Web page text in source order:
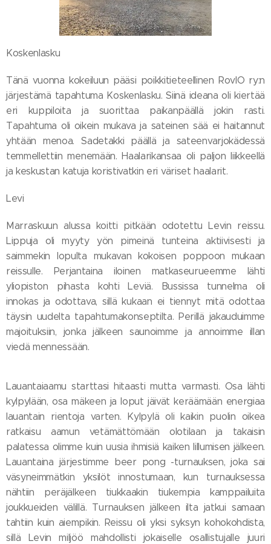
Koskenlasku
Tänä vuonna kokeiluun pääsi poikkitieteellinen RovIO ry:n
järjestämä tapahtuma Koskenlasku. Siinä ideana oli kiertää
eri kuppiloita ja suorittaa paikanpäällä jokin rasti.
Tapahtuma oli oikein mukava ja sateinen sää ei haitannut
yhtään menoa. Sadetakki päällä ja sateenvarjokädessä
temmellettiin menemään. Haalarikansaa oli paljon liikkeellä
ja keskustan katuja koristivatkin eri väriset haalarit.
Levi
Marraskuun alussa koitti pitkään odotettu Levin reissu.
Lippuja oli myyty yön pimeinä tunteina aktiivisesti ja
saimmekin lopulta mukavan kokoisen poppoon mukaan
reissulle. Perjantaina iloinen matkaseurueemme lähti
yliopiston pihasta kohti Leviä. Bussissa tunnelma oli
innokas ja odottava, sillä kukaan ei tiennyt mitä odottaa
täysin uudelta tapahtumakonseptilta. Perillä jakauduimme
majoituksiin, jonka jälkeen saunoimme ja annoimme illan
viedä mennessään.
Lauantaiaamu starttasi hitaasti mutta varmasti. Osa lähti
kylpylään, osa mäkeen ja loput jäivät keräämään energiaa
lauantain rientoja varten. Kylpylä oli kaikin puolin oikea
ratkaisu aamun vetämättömään olotilaan ja takaisin
palatessa olimme kuin uusia ihmisiä kaiken lillumisen jälkeen.
Lauantaina järjestimme beer pong -turnauksen, joka sai
väsyneimmätkin yksilöt innostumaan, kun turnauksessa
nähtiin peräjälkeen tiukkaakin tiukempia kamppailuita
joukkueiden välillä. Turnauksen jälkeen ilta jatkui samaan
tahtiin kuin aiempikin. Reissu oli yksi syksyn kohokohdista,
sillä Levin miljöö mahdollisti jokaiselle osallistujalle juuri